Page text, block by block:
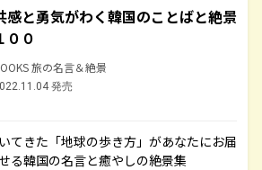
感と勇気がわく韓国のことばと絶景
００
旅の名言＆絶景
発売
てきた「地球の歩き方」があなたにお届
る韓国の名言と癒やしの絶景集